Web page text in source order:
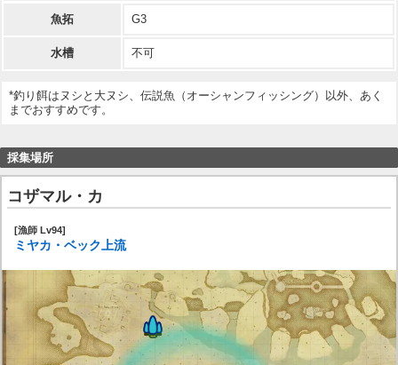
魚拓 G3
水槽 不可
*釣り餌はヌシと大ヌシ、伝説魚（オーシャンフィッシング）以外、あく
までおすすめです。
採集場所
コザマル・カ
[漁師 Lv94]
ミヤカ・ベック上流